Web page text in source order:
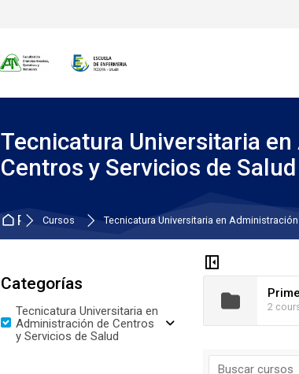
Tecnicatura Universitaria
Centros y Servicios de Salud
Página Principal
Cursos Tecnicatura Universitaria en Administración
2
Categorías
Tecnicatura Universitaria en
Administración de Centros
y Servicios de Salud